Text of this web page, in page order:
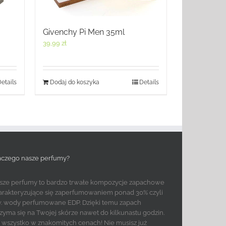
Givenchy Pi Men 35ml
39,99 zł
Dodaj do koszyka Details
nasze perfumy?
perfumy to bardzo trwałe kompozycje zapachowe
się zaperfumowaniem ponad 30% czyli
wody perfumowane EDP. Dzięki temu zapach
się na Twojej skórze nawet do kilkunastu godzin.
wszystko w znakomitych cenach! Nie musisz już